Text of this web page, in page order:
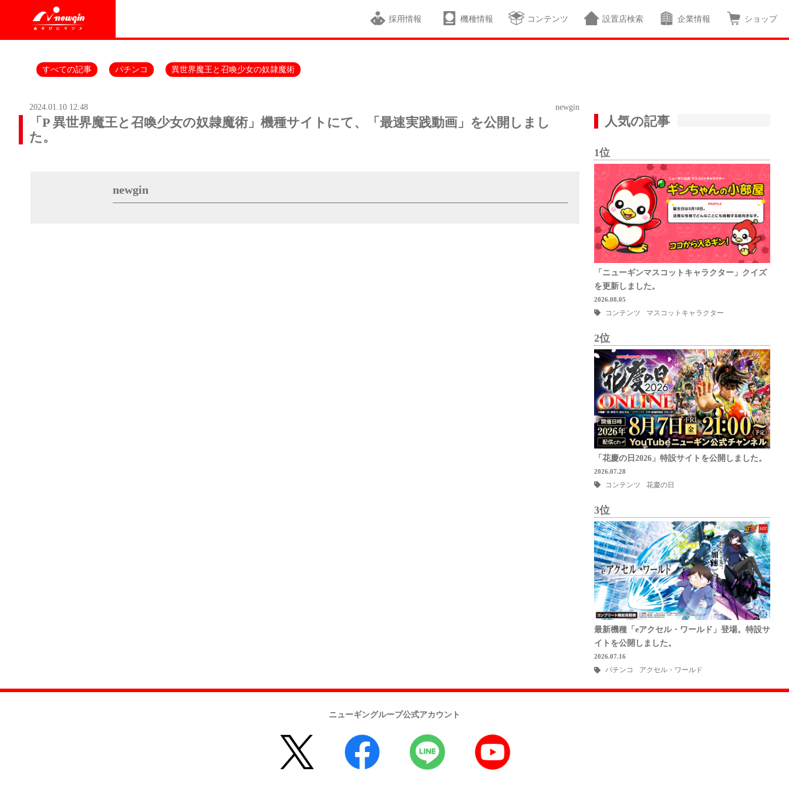
採用情報 機種情報 コンテンツ 設置店検索 企業情報 ショップ
すべての記事 パチンコ 異世界魔王と召喚少女の奴隷魔術
2024.01.10 12:48 newgin
「P 異世界魔王と召喚少女の奴隷魔術」機種サイトにて、「最速実践動画」を公開しまし
た。
newgin
人気の記事
1位
「ニューギンマスコットキャラクター」クイズ
を更新しました。
2026.08.05
コンテンツ マスコットキャラクター
2位
「花慶の日2026」特設サイトを公開しました。
2026.07.28
コンテンツ 花慶の日
3位
最新機種「eアクセル・ワールド」登場。特設サ
イトを公開しました。
2026.07.16
パチンコ アクセル・ワールド
ニューギングループ公式アカウント